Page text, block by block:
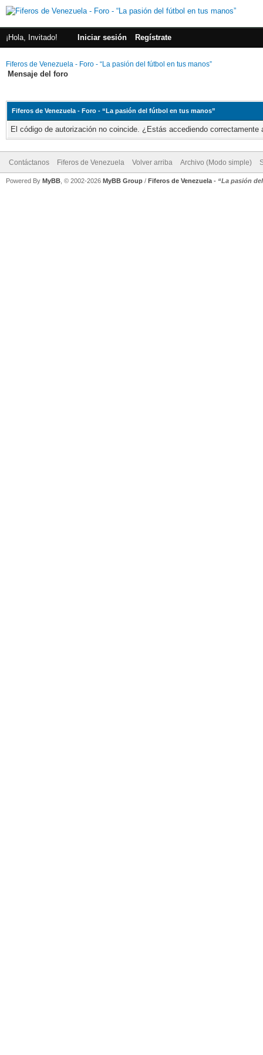
¡Hola, Invitado! Iniciar sesión Regístrate
Fiferos de Venezuela - Foro - “La pasión del fútbol en tus manos”
Mensaje del foro
Fiferos de Venezuela - Foro - “La pasión del fútbol en tus manos”
El código de autorización no coincide. ¿Estás accediendo
Contáctanos Fiferos de Venezuela Volver arriba Archivo (Modo simple)
Powered By MyBB , © 2002-2026 MyBB Group / Fiferos de Venezuela - “La pasión